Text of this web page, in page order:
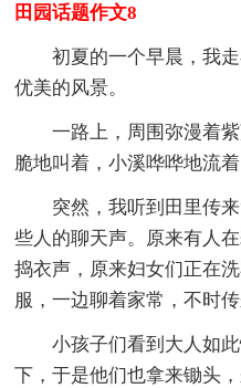
田园话题作文8
初夏的一个早晨，我
优美的风景。
一路上，周围弥漫着
脆地叫着，小溪哗哗地流
突然，我听到田里传
些人的聊天声。原来有人
捣衣声，原来妇女们正在
服，一边聊着家常，不时传
小孩子们看到大人如
下，于是他们也拿来锄头